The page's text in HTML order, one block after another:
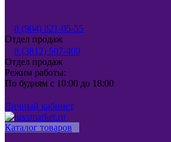
8 (904) 821-05-55
Отдел продаж
8 (3812) 507-400
Отдел продаж
Режим работы:
По будням с 10:00 до 18:00
Личный кабинет
Каталог товаров